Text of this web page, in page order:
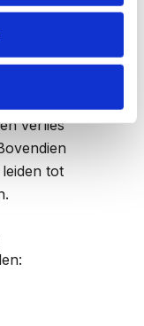
verlies
tot